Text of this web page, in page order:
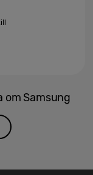
om Samsung